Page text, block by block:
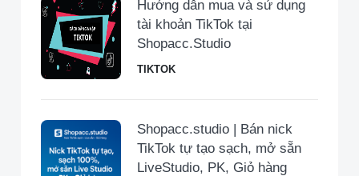
Hướng dẫn mua và sử dụng
tài khoản TikTok tại
Shopacc.Studio
TIKTOK
Shopacc.studio | Bán nick
TikTok tự tạo sạch, mở sẵn
LiveStudio, PK, Giỏ hàng